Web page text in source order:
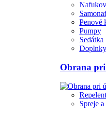
Penové
Pumpy
Sedátka
Obrana
Spreje